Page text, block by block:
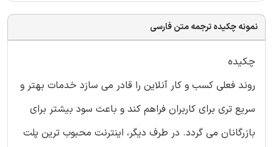
نمونه چکیده ترجمه متن فارسی
چکیده
روند فعلی کسب و کار آنلاین را قادر می سازد خدمات بهتر و
سریع تری برای کاربران فراهم کند و باعث سود بیشتر برای
بازرگانان می گردد. در طرف دیگر، اینترنت محبوب ترین پلت